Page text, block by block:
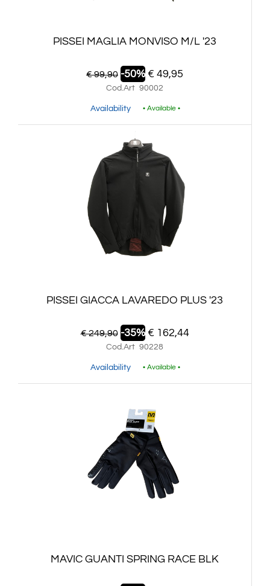
PISSEI MAGLIA MONVISO M/L '23
€ 99,90 -50% € 49,95
Cod.Art 90002
Availability • Available •
PISSEI GIACCA LAVAREDO PLUS '23
€ 249,90 -35% € 162,44
Cod.Art 90228
Availability • Available •
MAVIC GUANTI SPRING RACE BLK